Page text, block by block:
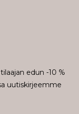
edun -10 %
uutiskirjeemme